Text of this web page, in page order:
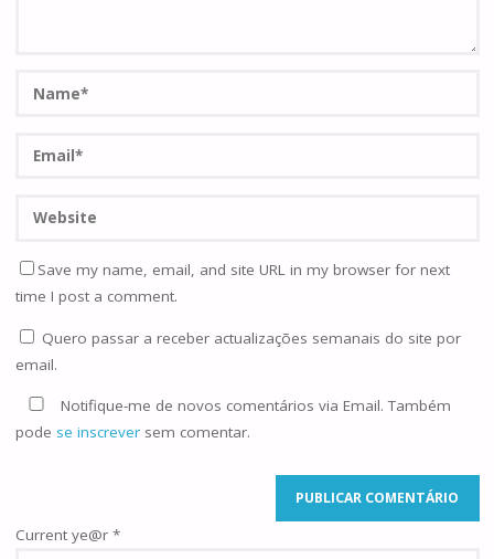
Save my name, email, and site URL in my browser for next
time I post a comment.
Quero passar a receber actualizações semanais do site por
email.
Notifique-me de novos comentários via Email. Também
pode se inscreversem comentar.
Current ye@r *